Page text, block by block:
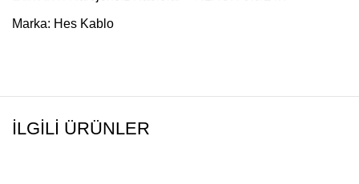
Marka: Hes Kablo
İLGILI ÜRÜNLER